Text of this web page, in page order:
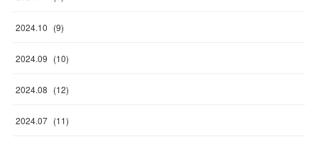
2024.10 (9)
2024.09 (10)
2024.08 (12)
2024.07 (11)